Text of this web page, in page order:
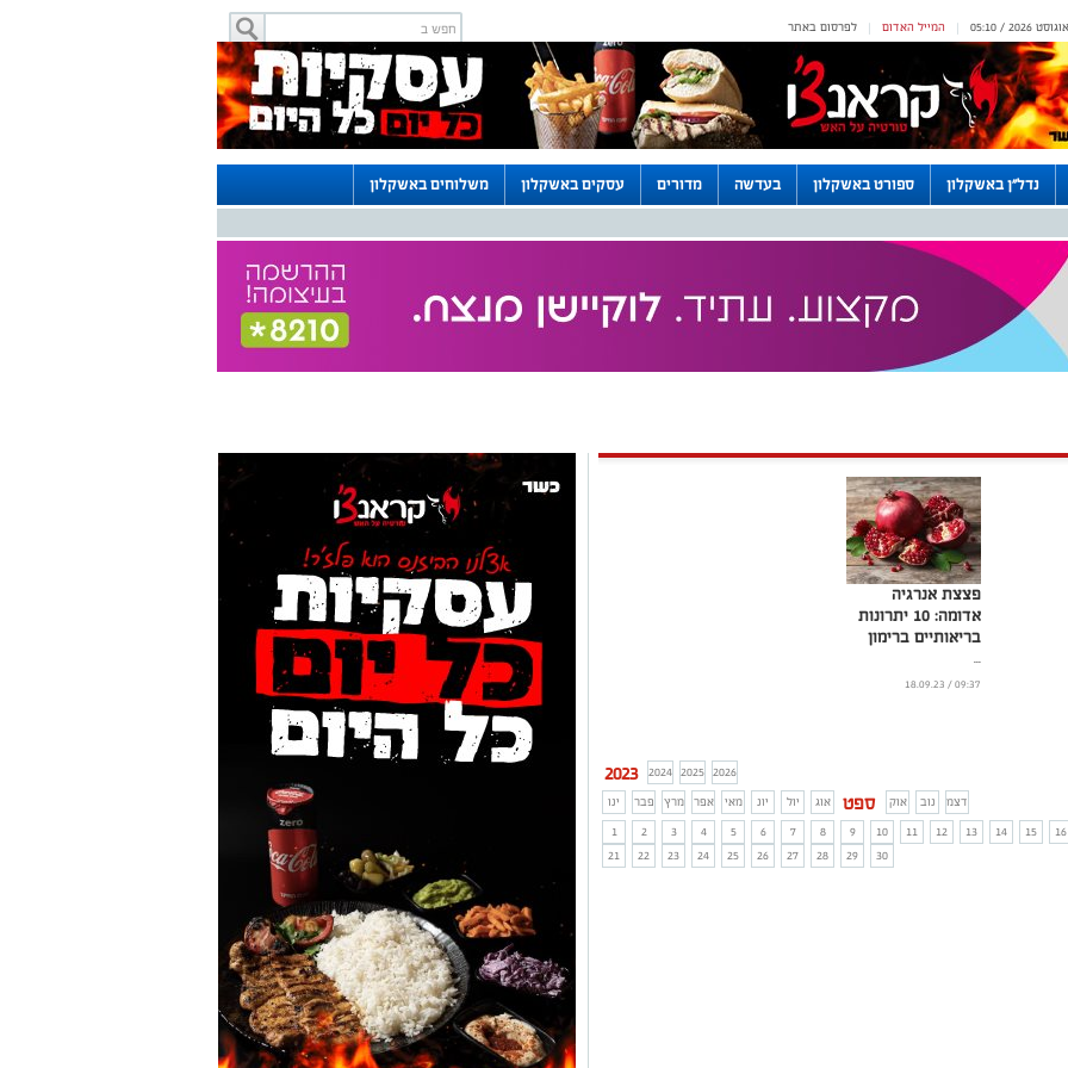
לפרסום באתר | המייל האדום |
נדל"ן באשקלון ספורט באשקלון בעדשה מדורים עסקים באשקלון משלוחים באשקלון
פצצת אנרגיה
אדומה: 10 יתרונות
בריאותיים ברימון
...
09:37 / 18.09.23
2023 2024 2025 2026
ינו
פבר מרץ אפר מאי יונ יול אוג ספט אוק נוב
דצמ
1
2 3 4 5 6 7 8 9 10 11 12 13 14 15 16
21
22 23 24 25 26 27 28 29 30